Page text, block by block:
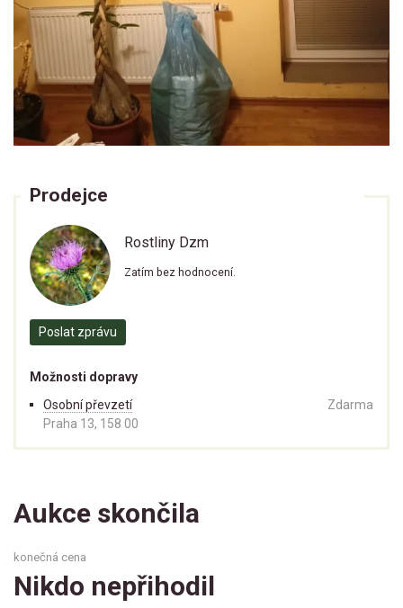
Prodejce
Rostliny Dzm
Zatím bez hodnocení.
Poslat zprávu
Možnosti dopravy
Osobní převzetí
Praha 13, 158 00
Zdarma
Aukce skončila
konečná cena
Nikdo nepřihodil